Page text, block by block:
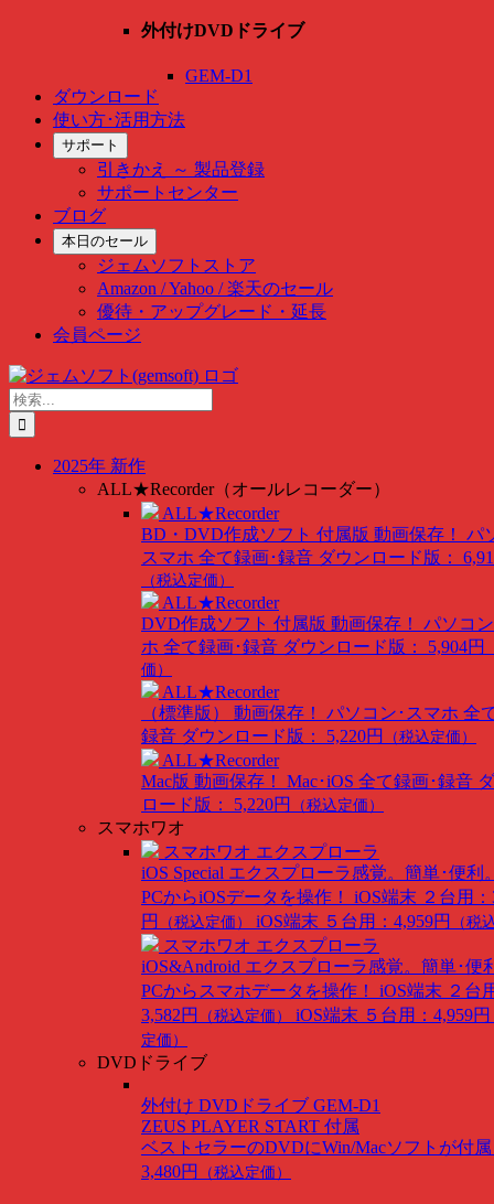
外付けDVDドライブ
GEM-D1
ダウンロード
使い方･活用方法
サポート
引きかえ ～ 製品登録
サポートセンター
ブログ
本日のセール
ジェムソフトストア
Amazon / Yahoo / 楽天のセール
優待・アップグレード・延長
会員ページ
Skip
to
content
検
索
…
2025年 新作
ALL★Recorder（オールレコーダー）
ALL★Recorder
BD・DVD作成ソフト 付属版 動画保存！ パ
スマホ 全て録画･録音 ダウンロード版：
（税込定価）
ALL★Recorder
DVD作成ソフト 付属版 動画保存！ パソコ
ホ 全て録画･録音 ダウンロード版： 5,904円
価）
ALL★Recorder
（標準版） 動画保存！ パソコン･スマホ 全
録音 ダウンロード版： 5,220円 （税込定価）
ALL★Recorder
Mac版 動画保存！ Mac･iOS 全て録画･録音
ロード版： 5,220円
（税込定価）
スマホワオ
スマホワオ エクスプローラ
iOS Special エクスプローラ感覚。簡単･便利
PCからiOSデータを操作！ iOS端末 ２台用：
円
（税込定価） iOS端末 ５台用：4,959円 （税
スマホワオ エクスプローラ
iOS&Android エクスプローラ感覚。簡単･便
PCからスマホデータを操作！ iOS端末 ２台
3,582円
（税込定価） iOS端末 ５台用：4,959円
定価）
DVDドライブ
外付け DVDドライブ GEM-D1
ZEUS PLAYER START 付属
ベストセラーのDVDにWin/Macソフトが付
3,480円
（税込定価）